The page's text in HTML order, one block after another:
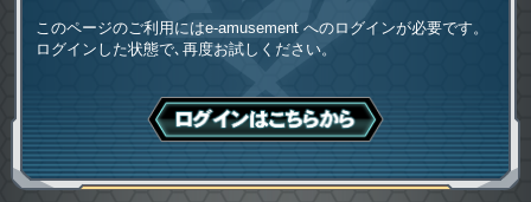
このページのご利用にはe-amusement へのログインが必要です。
ログインした状態で､再度お試しください。
ログインはこちら